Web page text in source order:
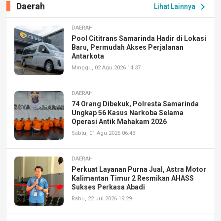
Lihat Lainnya chevron_right
Daerah
DAERAH
Pool Cititrans Samarinda Hadir di Lokasi
Baru, Permudah Akses Perjalanan
Antarkota
Minggu, 02 Agu 2026 14:37
DAERAH
74 Orang Dibekuk, Polresta Samarinda
Ungkap 56 Kasus Narkoba Selama
Operasi Antik Mahakam 2026
Sabtu, 01 Agu 2026 06:43
DAERAH
Perkuat Layanan Purna Jual, Astra Motor
Kalimantan Timur 2 Resmikan AHASS
Sukses Perkasa Abadi
Rabu, 22 Jul 2026 19:29